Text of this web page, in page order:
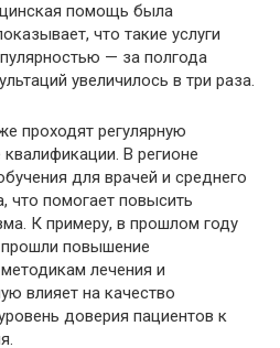
помощь была
что такие услуги
— за полгода
увеличилось в три раза.
проходят регулярную
В регионе
для врачей и среднего
что помогает повысить
К примеру, в прошлом году
повышение
лечения и
влияет на качество
доверия пациентов к